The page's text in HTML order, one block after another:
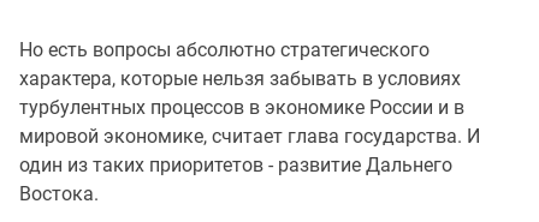
Но есть вопросы абсолютно стратегического
характера, которые нельзя забывать в условиях
турбулентных процессов в экономике России и в
мировой экономике, считает глава государства. И
один из таких приоритетов - развитие Дальнего
Востока.